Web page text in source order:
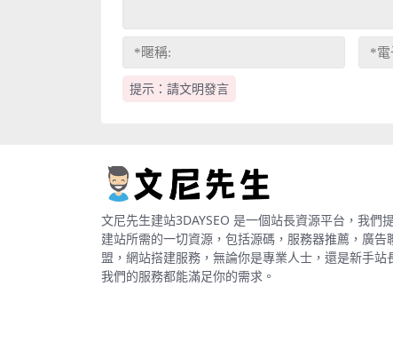
提示：請文明發言
文尼先生建站3DAYSEO 是一個站長資源平台，我們
建站所需的一切資源，包括源碼，服務器推薦，廣告
盟，網站搭建服務，無論你是專業人士，還是新手站
我們的服務都能滿足你的需求。